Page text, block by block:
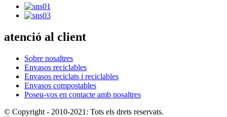
atenció al client
Sobre nosaltres
Envasos reciclables
Envasos reciclats i reciclables
Envasos compostables
Poseu-vos en contacte amb nosaltres
© Copyright - 2010-2021: Tots els drets reservats.